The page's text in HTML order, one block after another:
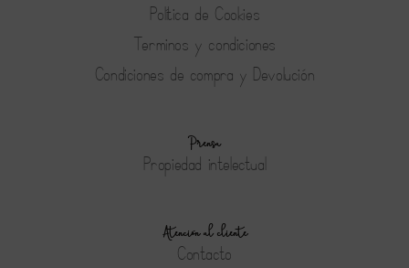
Política de Cookies
Terminos y condiciones
Condiciones de compra y Devolución
Prensa
Propiedad intelectual
Atención al cliente
Contacto